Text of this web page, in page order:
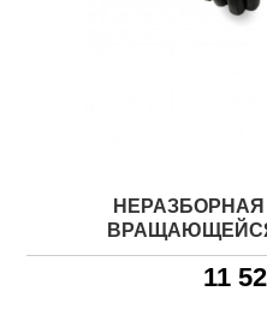
НЕРАЗБОРНАЯ
ВРАЩАЮЩЕЙСЯ
11